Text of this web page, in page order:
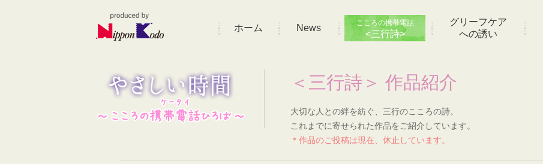
ホーム News こころの携帯電話
<三行詩>
グリーフケア
への誘い
＜三行詩＞ 作品紹介
大切な人との絆を紡ぐ、三行のこころの詩。
これまでに寄せられた作品をご紹介しています。
＊作品のご投稿は現在、休止しています。